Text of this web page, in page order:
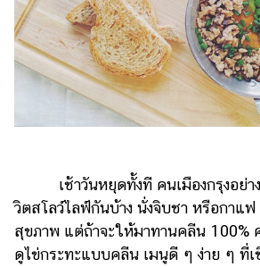
บันเทิง
เกาหลี
ไลฟ์
หญิง
ผู้ชาย
เช้าวันหยุดทั้งที คนเมืองกรุงอย่าง
วิตสโลว์ไลฟ์กันบ้าง นั่งจิบชา หรือกาแ
สุขภาพ แต่ถ้าจะให้มาทานคลีน 100%
ดูไข่กระทะแบบคลีน เมนูดี ๆ ง่าย ๆ ที่